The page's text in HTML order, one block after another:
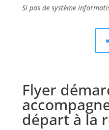
Si pas de système
Flyer
départ à la